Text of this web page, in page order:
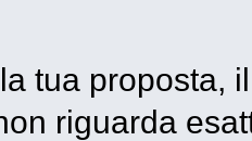
tua proposta,
riguarda